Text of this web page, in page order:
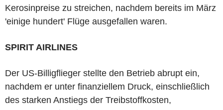
Kerosinpreise zu streichen, nachdem bereits im März
'einige hundert' Flüge ausgefallen waren.
SPIRIT AIRLINES
Der US-Billigflieger stellte den Betrieb abrupt ein,
nachdem er unter finanziellem Druck, einschließlich
des starken Anstiegs der Treibstoffkosten,